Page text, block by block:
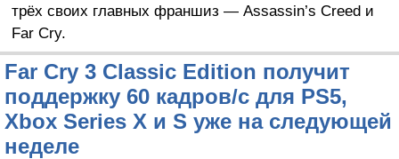
трёх своих главных франшиз — Assassin’s Creed и
Far Cry.
Far Cry 3 Classic Edition получит
поддержку 60 кадров/с для PS5,
Xbox Series X и S уже на следующей
неделе